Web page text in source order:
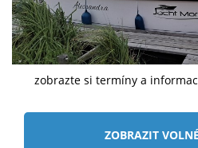
zobrazte si termíny a
ZOBRAZIT